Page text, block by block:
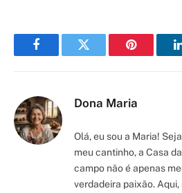
FacebookTwitter Pinterest
Dona Maria
Olá, eu sou a Maria!
meu cantinho, a Casa
campo não é apenas
verdadeira paixão.